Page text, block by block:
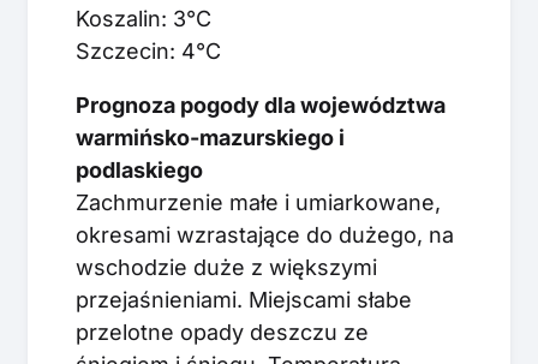
Koszalin: 3°C
Szczecin: 4°C
Prognoza pogody dla województwa
warmińsko-mazurskiego i
podlaskiego
Zachmurzenie małe i umiarkowane,
okresami wzrastające do dużego, na
wschodzie duże z większymi
przejaśnieniami. Miejscami słabe
przelotne opady deszczu ze